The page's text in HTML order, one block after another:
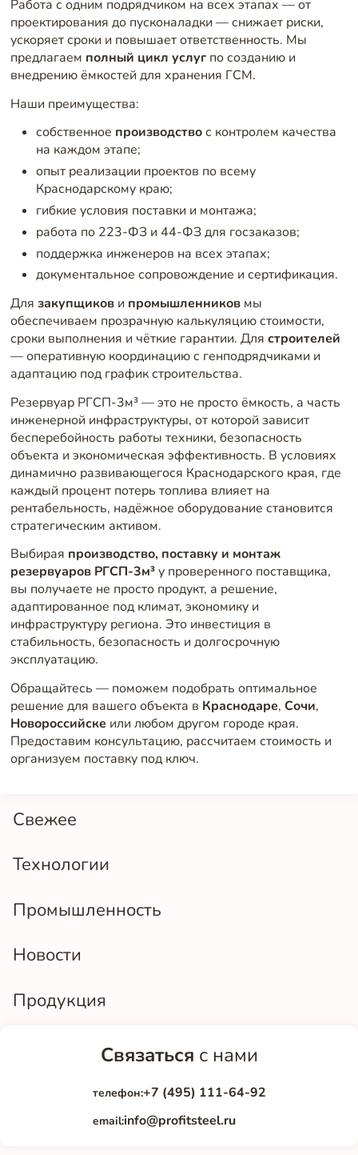
Свежее
Технологии
Промышленность
Новости
Продукция
Работа с одним подрядчиком на всех этапах — от
проектирования до пусконаладки — снижает риски,
ускоряет сроки и повышает ответственность. Мы
предлагаем полный цикл услугпо созданию и
внедрению ёмкостей для хранения ГСМ.
Наши преимущества:
собственное производствос контролем качества
на каждом этапе;
опыт реализации проектов по всему
Краснодарскому краю;
гибкие условия поставки и монтажа;
работа по 223-ФЗ и 44-ФЗ для госзаказов;
поддержка инженеров на всех этапах;
документальное сопровождение и сертификация.
Для закупщикови промышленниковмы
обеспечиваем прозрачную калькуляцию стоимости,
сроки выполнения и чёткие гарантии. Для строителей
— оперативную координацию с генподрядчиками и
адаптацию под график строительства.
Резервуар РГСП-3м³ — это не просто ёмкость, а часть
инженерной инфраструктуры, от которой зависит
бесперебойность работы техники, безопасность
объекта и экономическая эффективность. В условиях
динамично развивающегося Краснодарского края, где
каждый процент потерь топлива влияет на
рентабельность, надёжное оборудование становится
стратегическим активом.
Выбирая производство, поставку и монтаж
резервуаров РГСП-3м³у проверенного поставщика,
вы получаете не просто продукт, а решение,
адаптированное под климат, экономику и
инфраструктуру региона. Это инвестиция в
стабильность, безопасность и долгосрочную
эксплуатацию.
Обращайтесь — поможем подобрать оптимальное
решение для вашего объекта в Краснодаре, Сочи,
Новороссийскеили любом другом городе края.
Предоставим консультацию, рассчитаем стоимость и
организуем поставку под ключ.
Связаться с нами
телефон:+7 (495) 111-64-92
email:info@profitsteel.ru